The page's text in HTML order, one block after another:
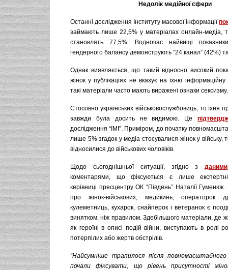
Недолік медійної сфери
Останні дослідження Інституту масової інформації
займають лише 22,5% у матеріалах онлайн-медіа,
становлять 77,5%. Водночас найвищі
гендерного балансу демонструють “24 канал” (42%)
Однак виявляється, що такий відносно високий
жінок у публікаціях не вказує на їхню інформаційну
такі матеріали часто мають виражені ознаки сексизму.
Стосовно українських військовослужбовиць, то їхня
завжди була досить не видимою. Це
дослідження “ІМІ”. Приміром, до початку
лише 5% згадок у медіа стосувалися жінок у війську,
відносилися до військових чоловіків.
Щодо сьогоднішньої ситуації, згідно зданими
коментарями, що фіксуються є лише
керівниці пресцентру ОК “Південь” Наталії Гуменюк.
про жінок-військових, медикинь, операторок
кулеметниць, кухарок, снайперок і ветеранок є
винятком, ніж правилом. Здебільшого матеріали, де
як героїні в описі подій війни, виступають в ролі
потерпілих або жертв обстрілів.
“Найсумніше трапилося після
почали фіксувати, що рівень присутності